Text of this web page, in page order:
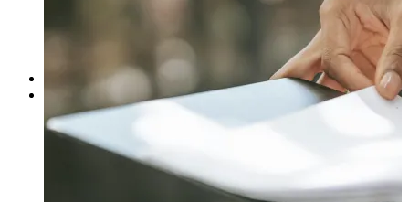
Kamu Yönetimi Bölümü
Maliye Bölümü
Çalışma Odaları
Hukuk Çalışma Odaları
1.Sınıf Çalışma Odası
3.Sınıf Çalışma Odası
4.Sınıf Çalışma Odası
ARABULUCULUK Çalışma Odası